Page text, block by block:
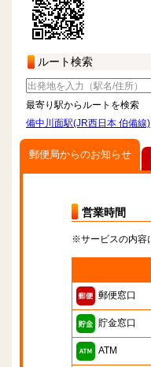
ルート検索
最寄り駅からルートを検索
備中川面駅(JR西日本 伯備線)
郵便局からのお知らせ
営業時間
※サービスの内容
郵便窓口
貯金窓口
ATM